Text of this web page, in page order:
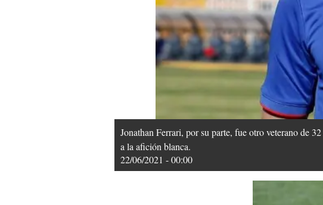
Jonathan Ferrari, por su parte, fue otro veterano de
a la afición blanca.
22/06/2021 - 00:00